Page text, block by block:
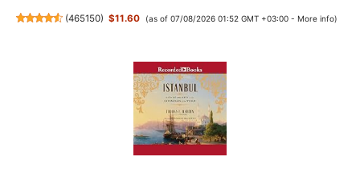
(465150) $11.60 (as of 07/08/2026 01:52 GMT +03:00 - More info)